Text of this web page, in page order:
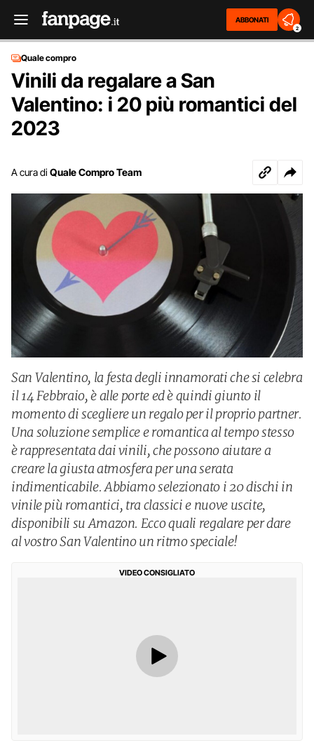
ABBONATI
2
Quale compro
Vinili da regalare a San
Valentino: i 20 più romantici del
2023
A cura di Quale Compro Team
San Valentino, la festa degli innamorati che si celebra
il 14 Febbraio, è alle porte ed è quindi giunto il
momento di scegliere un regalo per il proprio partner.
Una soluzione semplice e romantica al tempo stesso
è rappresentata dai vinili, che possono aiutare a
creare la giusta atmosfera per una serata
indimenticabile. Abbiamo selezionato i 20 dischi in
vinile più romantici, tra classici e nuove uscite,
disponibili su Amazon. Ecco quali regalare per dare
al vostro San Valentino un ritmo speciale!
VIDEO CONSIGLIATO